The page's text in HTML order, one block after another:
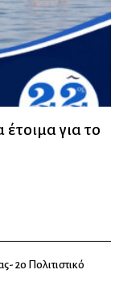
για το
2ο Πολιτιστικό